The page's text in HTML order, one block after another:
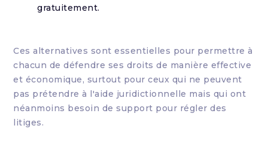
gratuitement.
Ces alternatives sont essentielles pour permettre à
chacun de défendre ses droits de manière effective
et économique, surtout pour ceux qui ne peuvent
pas prétendre à l'aide juridictionnelle mais qui ont
néanmoins besoin de support pour régler des
litiges.